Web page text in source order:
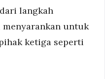
langkah
untuk
ketiga seperti